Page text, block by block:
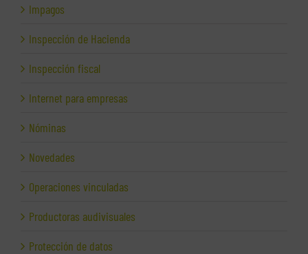
Impagos
Inspección de Hacienda
Inspección fiscal
Internet para empresas
Nóminas
Novedades
Operaciones vinculadas
Productoras audivisuales
Protección de datos